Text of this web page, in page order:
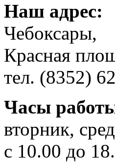
Наш адрес:
Чебоксары,
Красная
тел. (8352)
Часы
вторник,
с 10.00 до